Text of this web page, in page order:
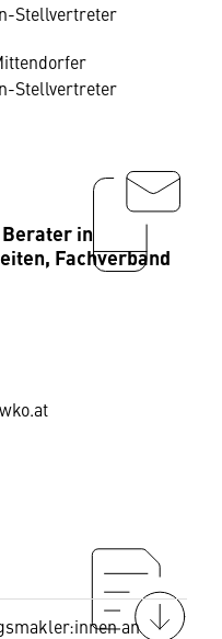
Stellvertreter
Stellvertreter
in
Fachverband
an